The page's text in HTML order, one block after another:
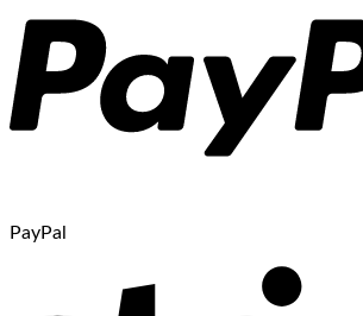
PayPal